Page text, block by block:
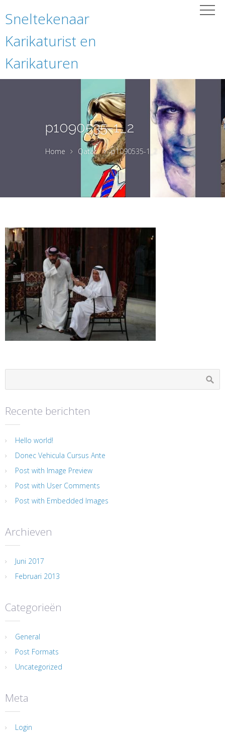
Sneltekenaar
Karikaturist en
Karikaturen
p1090535-1_2
Home Qatar p1090535-1_2
Recente berichten
Hello world!
Donec Vehicula Cursus Ante
Post with Image Preview
Post with User Comments
Post with Embedded Images
Archieven
Juni 2017
Februari 2013
Categorieën
General
Post Formats
Uncategorized
Meta
Login